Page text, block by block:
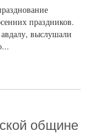
праздников.
выслушали
общине